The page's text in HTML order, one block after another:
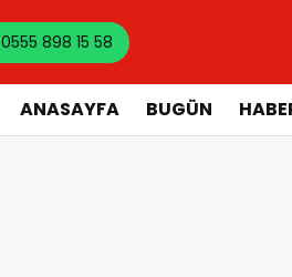
0555 898 15 58
ANASAYFA BUGÜN